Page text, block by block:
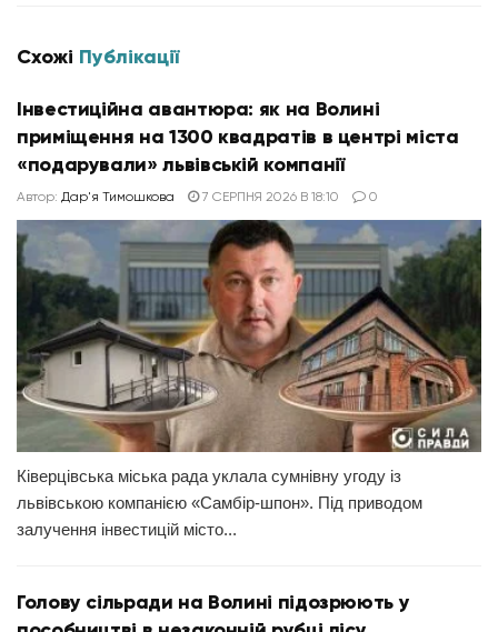
Схожі Публікації
Інвестиційна авантюра: як на Волині
приміщення на 1300 квадратів в центрі міста
«подарували» львівській компанії
Автор: Дар'я Тимошкова 7 СЕРПНЯ 2026 В 18:10 0
Ківерцівська міська рада уклала сумнівну угоду із
львівською компанією «Самбір-шпон». Під приводом
залучення інвестицій місто...
Голову сільради на Волині підозрюють у